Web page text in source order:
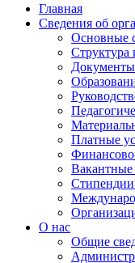
Главная
Сведения об
Основные
Структура
Документы
Платные
Вакантные
О нас
Общие